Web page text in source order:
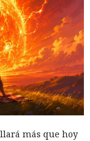
más que hoy